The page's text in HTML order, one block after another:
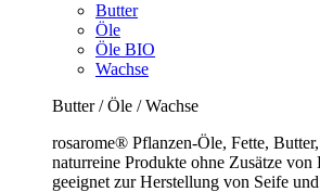
Butter
Öle
Öle BIO
Wachse
Butter / Öle / Wachse
rosarome® Pflanzen-Öle, Fette,
naturreine Produkte ohne Zusätze
geeignet zur Herstellung von Seife